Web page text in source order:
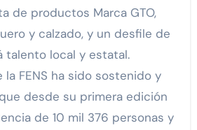
de productos Marca GTO,
y calzado, y un desfile de
talento local y estatal.
FENS ha sido sostenido y
desde su primera edición
de 10 mil 376 personas y